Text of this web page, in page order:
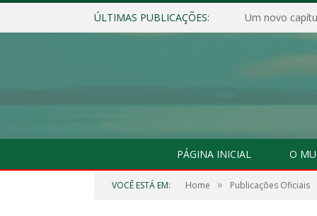
ÚLTIMAS PUBLICAÇÕES: Um novo
PÁGINA INICIAL O
VOCÊ ESTÁ EM: Home » Publicações Oficiais